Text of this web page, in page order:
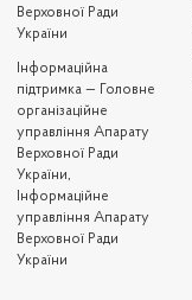
Верховної Ради
України
Iнформаційна
підтримка — Головне
організаційне
управління Апарату
Верховної Ради
України,
Інформаційне
управління Апарату
Верховної Ради
України